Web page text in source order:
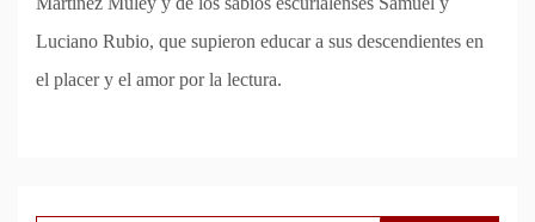
Luciano Rubio, que supieron educar a sus descendientes en
el placer y el amor por la lectura.